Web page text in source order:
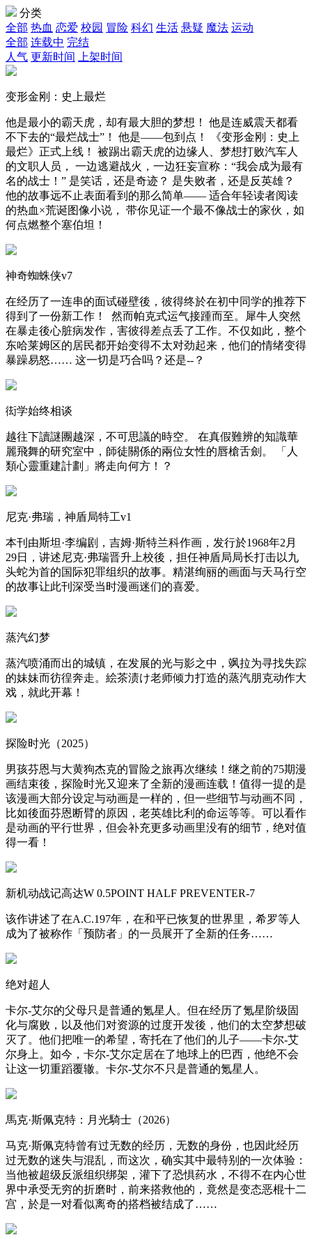
分类
全部 热血 恋爱 校园 冒险 科幻 生活 悬疑 魔法 运动
全部 连载中 完结
人气 更新时间 上架时间
变形金刚：史上最烂
他是最小的霸天虎，却有最大胆的梦想！ 他是连威震天都看
不下去的“最烂战士”！ 他是——包到点！ 《变形金刚：史上
最烂》正式上线！ 被踢出霸天虎的边缘人、梦想打败汽车人
的文职人员， 一边逃避战火，一边狂妄宣称：“我会成为最有
名的战士！” 是笑话，还是奇迹？ 是失败者，还是反英雄？
他的故事远不止表面看到的那么简单—— 适合年轻读者阅读
的热血×荒诞图像小说， 带你见证一个最不像战士的家伙，如
何点燃整个塞伯坦！
神奇蜘蛛侠v7
在经历了一连串的面试碰壁後，彼得终於在初中同学的推荐下
得到了一份新工作！ 然而帕克式运气接踵而至。犀牛人突然
在暴走後心脏病发作，害彼得差点丢了工作。不仅如此，整个
东哈莱姆区的居民都开始变得不太对劲起来，他们的情绪变得
暴躁易怒…… 这一切是巧合吗？还是--？
衒学始终相谈
越往下讀謎團越深，不可思議的時空。 在真假難辨的知識華
麗飛舞的研究室中，師徒關係的兩位女性的唇槍舌劍。 「人
類心靈重建計劃」將走向何方！？
尼克·弗瑞，神盾局特工v1
本刊由斯坦·李编剧，吉姆·斯特兰科作画，发行於1968年2月
29日，讲述尼克·弗瑞晋升上校後，担任神盾局局长打击以九
头蛇为首的国际犯罪组织的故事。精湛绚丽的画面与天马行空
的故事让此刊深受当时漫画迷们的喜爱。
蒸汽幻梦
蒸汽喷涌而出的城镇，在发展的光与影之中，飒拉为寻找失踪
的妹妹而彷徨奔走。絵茶渍け老师倾力打造的蒸汽朋克动作大
戏，就此开幕！
探险时光（2025）
男孩芬恩与大黄狗杰克的冒险之旅再次继续！继之前的75期漫
画结束後，探险时光又迎来了全新的漫画连载！值得一提的是
该漫画大部分设定与动画是一样的，但一些细节与动画不同，
比如後面芬恩断臂的原因，老英雄比利的命运等等。可以看作
是动画的平行世界，但会补充更多动画里没有的细节，绝对值
得一看！
新机动战记高达W 0.5POINT HALF PREVENTER-7
该作讲述了在A.C.197年，在和平已恢复的世界里，希罗等人
成为了被称作「预防者」的一员展开了全新的任务……
绝对超人
卡尔-艾尔的父母只是普通的氪星人。但在经历了氪星阶级固
化与腐败，以及他们对资源的过度开发後，他们的太空梦想破
灭了。他们把唯一的希望，寄托在了他们的儿子——卡尔-艾
尔身上。如今，卡尔-艾尔定居在了地球上的巴西，他绝不会
让这一切重蹈覆辙。卡尔-艾尔不只是普通的氪星人。
馬克·斯佩克特：月光騎士（2026）
马克·斯佩克特曾有过无数的经历，无数的身份，也因此经历
过无数的迷失与混乱，而这次，确实其中最特别的一次体验：
当他被超级反派组织绑架，灌下了恐惧药水，不得不在内心世
界中承受无穷的折磨时，前来搭救他的，竟然是变态恶棍十二
宫，於是一对看似离奇的搭档被结成了……